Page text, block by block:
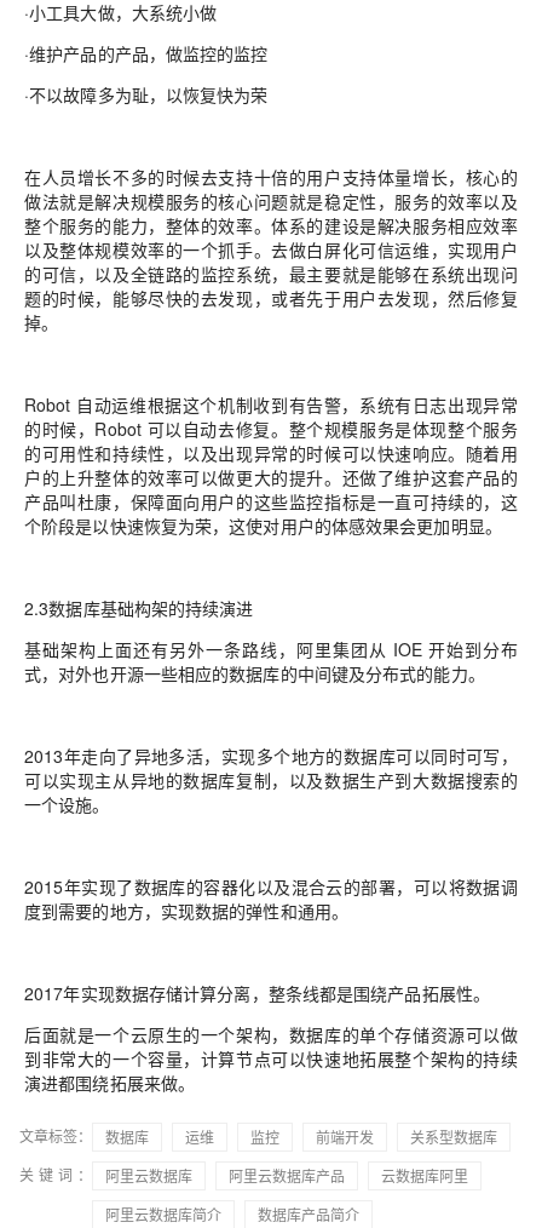
·小工具大做，大系统小做
·维护产品的产品，做监控的监控
·不以故障多为耻，以恢复快为荣
在人员增长不多的时候去支持十倍的用户支持体量增长，核心的
做法就是解决规模服务的核心问题就是稳定性，服务的效率以及
整个服务的能力，整体的效率。体系的建设是解决服务相应效率
以及整体规模效率的一个抓手。去做白屏化可信运维，实现用户
的可信，以及全链路的监控系统，最主要就是能够在系统出现问
题的时候，能够尽快的去发现，或者先于用户去发现，然后修复
掉。
Robot 自动运维根据这个机制收到有告警，系统有日志出现异常
的时候，Robot 可以自动去修复。整个规模服务是体现整个服务
的可用性和持续性，以及出现异常的时候可以快速响应。随着用
户的上升整体的效率可以做更大的提升。还做了维护这套产品的
产品叫杜康，保障面向用户的这些监控指标是一直可持续的，这
个阶段是以快速恢复为荣，这使对用户的体感效果会更加明显。
2.3数据库基础构架的持续演进
基础架构上面还有另外一条路线，阿里集团从 IOE 开始到分布
式，对外也开源一些相应的数据库的中间键及分布式的能力。
2013年走向了异地多活，实现多个地方的数据库可以同时可写，
可以实现主从异地的数据库复制，以及数据生产到大数据搜索的
一个设施。
2015年实现了数据库的容器化以及混合云的部署，可以将数据调
度到需要的地方，实现数据的弹性和通用。
2017年实现数据存储计算分离，整条线都是围绕产品拓展性。
后面就是一个云原生的一个架构，数据库的单个存储资源可以做
到非常大的一个容量，计算节点可以快速地拓展整个架构的持续
演进都围绕拓展来做。
文章标签： 数据库 运维 监控 前端开发
关系型数据库
关键词：
阿里云数据库 阿里云数据库产品
云数据库阿里
阿里云数据库简介
数据库产品简介